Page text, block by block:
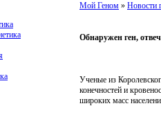
Мой Геном » Новости
Обнаружен ген,
Ученые из
конечностей и
широких масс